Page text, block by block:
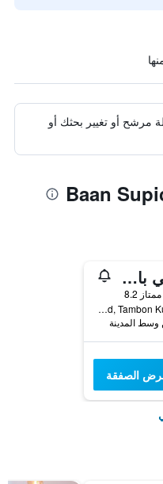
مرشح أو تغيير بحثك أو
فندق لويي بالاس
ممتاز 8.2
167/4 Charoenrat Road, Tambon Kudpong, لويي, تايلاند
الصفقة